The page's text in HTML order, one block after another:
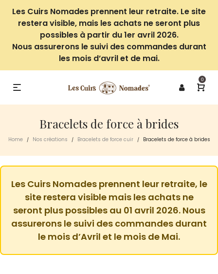
Les Cuirs Nomades prennent leur retraite. Le site
restera visible, mais les achats ne seront plus
possibles à partir du 1er avril 2026.
Nous assurerons le suivi des commandes durant
les mois d’avril et de mai.
0
Bracelets de force à brides
Home / Nos créations / Bracelets de force cuir / Bracelets de force à brides
Les Cuirs Nomades prennent leur retraite, le
site restera visible mais les achats ne
seront plus possibles au 01 avril 2026. Nous
assurerons le suivi des commandes durant
le mois d’Avril et le mois de Mai.